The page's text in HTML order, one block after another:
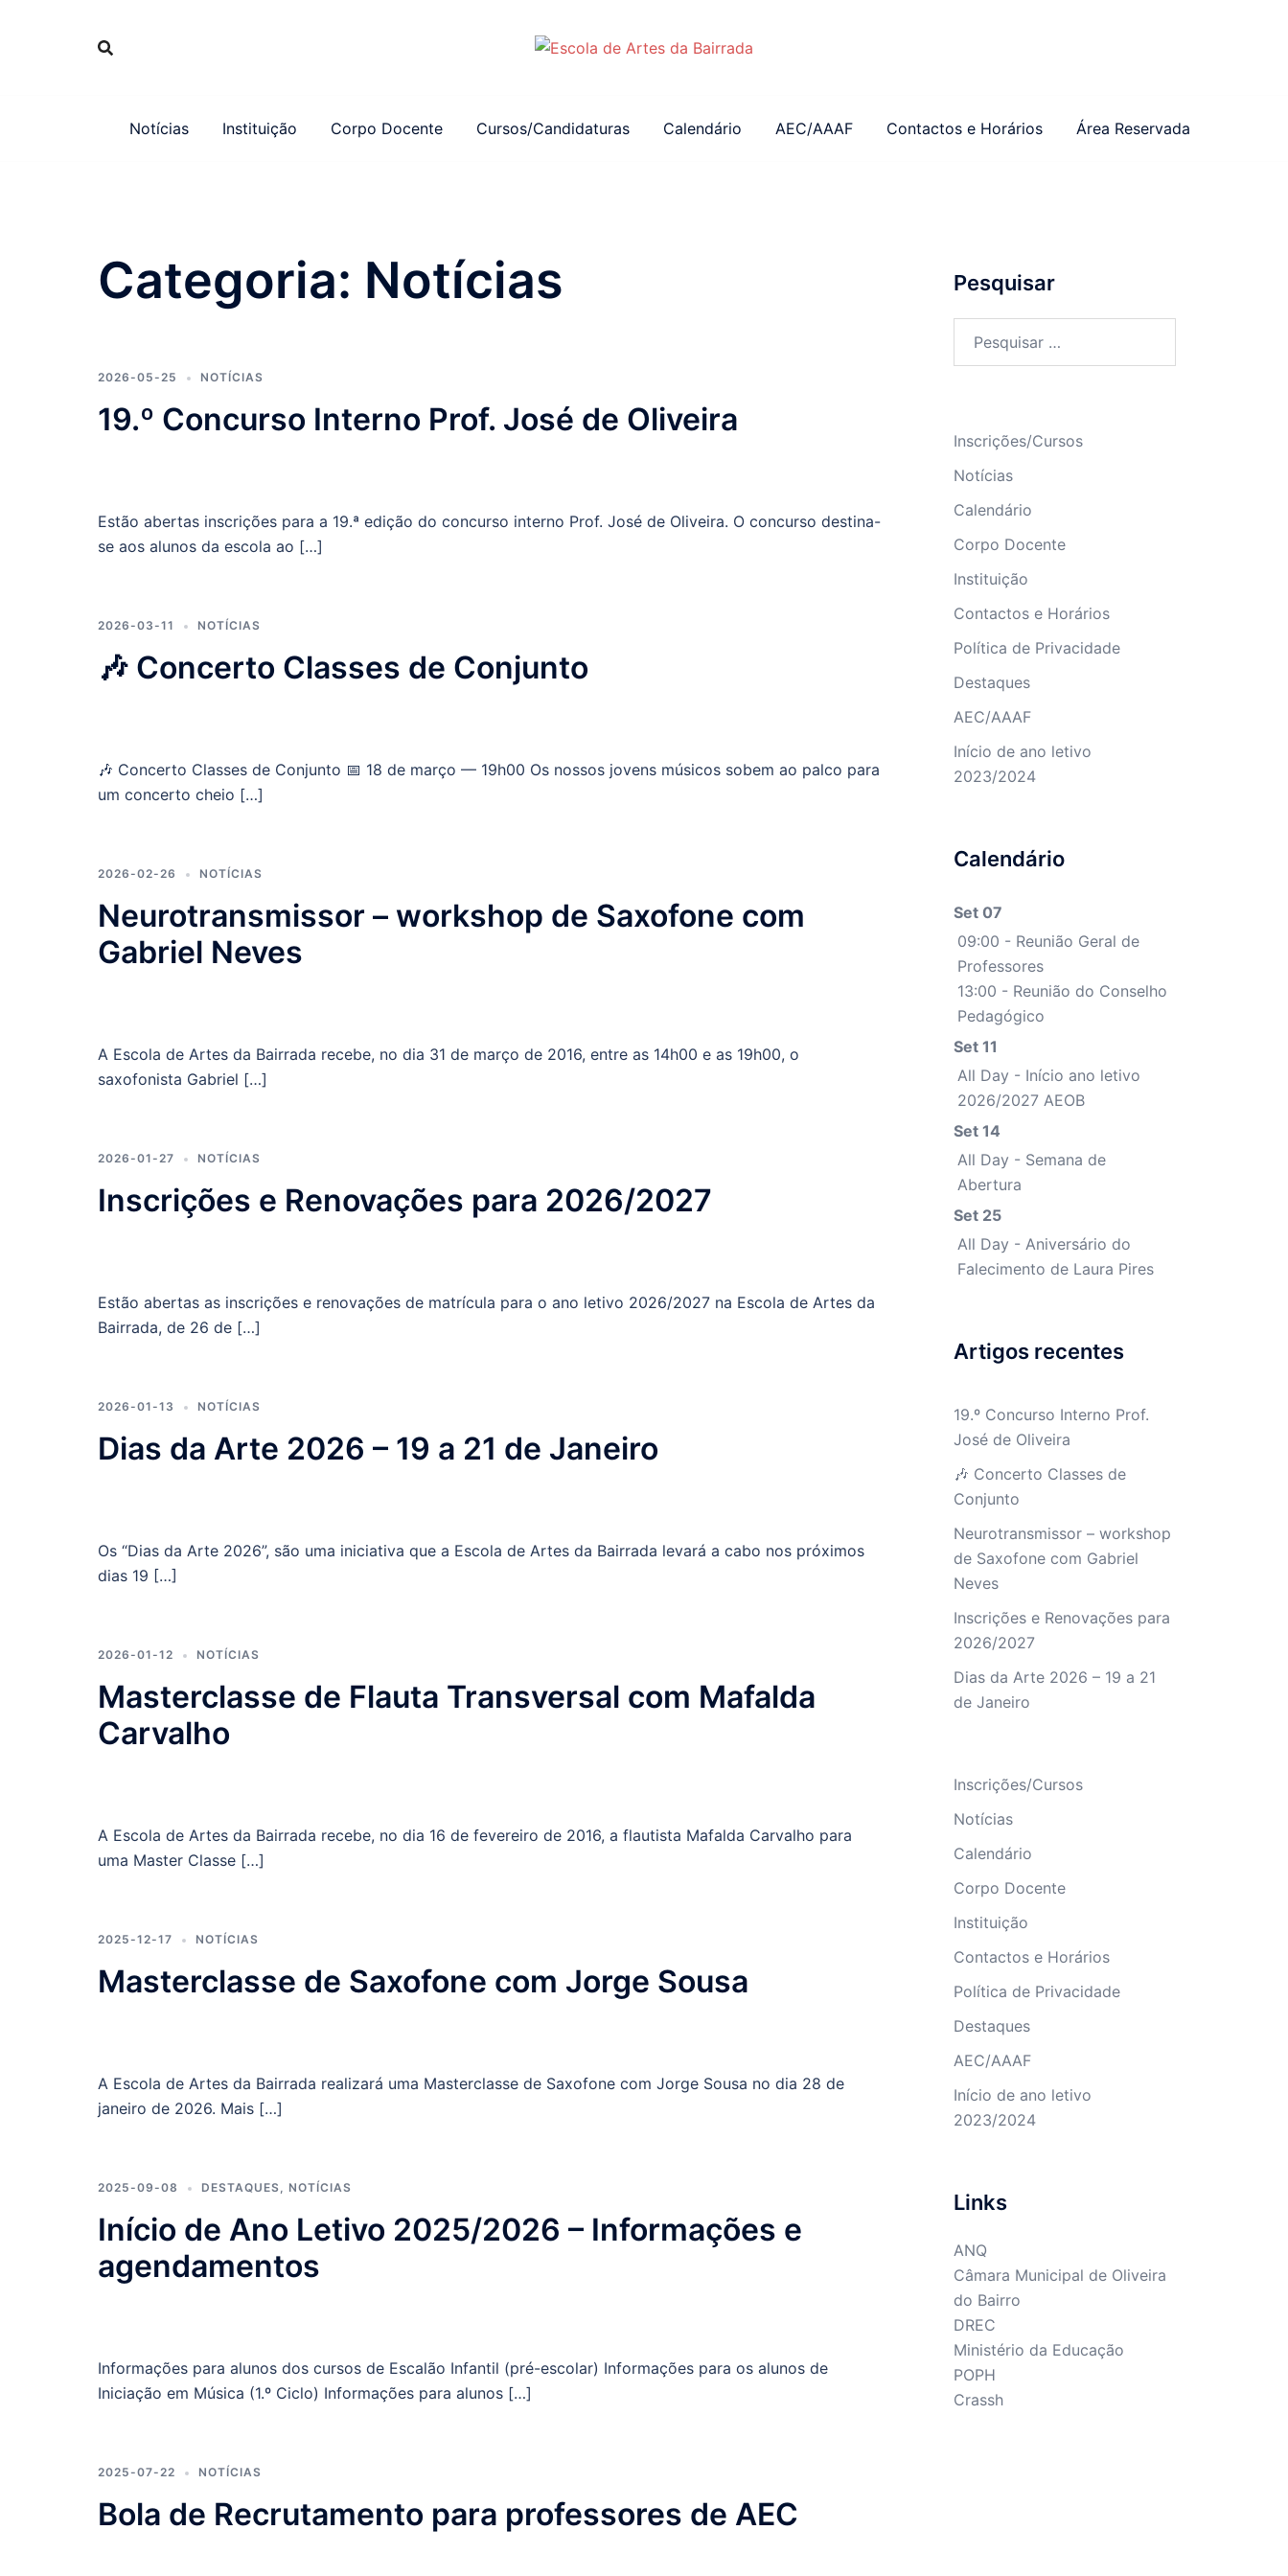
Notícias Instituição Corpo Docente Cursos/Candidaturas Calendário AEC/AAAF Contactos e Horários Área Reservada
Categoria: Notícias
2026-05-25 NOTÍCIAS
19.º Concurso Interno Prof. José de Oliveira
Estão abertas inscrições para a 19.ª edição do concurso interno Prof. José de Oliveira. O concurso destina-
se aos alunos da escola ao […]
2026-03-11 NOTÍCIAS
🎶 Concerto Classes de Conjunto
🎶 Concerto Classes de Conjunto 📅 18 de março — 19h00 Os nossos jovens músicos sobem ao palco para
um concerto cheio […]
2026-02-26 NOTÍCIAS
Neurotransmissor – workshop de Saxofone com
Gabriel Neves
A Escola de Artes da Bairrada recebe, no dia 31 de março de 2016, entre as 14h00 e as 19h00, o
saxofonista Gabriel […]
2026-01-27 NOTÍCIAS
Inscrições e Renovações para 2026/2027
Estão abertas as inscrições e renovações de matrícula para o ano letivo 2026/2027 na Escola de Artes da
Bairrada, de 26 de […]
2026-01-13 NOTÍCIAS
Dias da Arte 2026 – 19 a 21 de Janeiro
Os “Dias da Arte 2026”, são uma iniciativa que a Escola de Artes da Bairrada levará a cabo nos próximos
dias 19 […]
2026-01-12 NOTÍCIAS
Masterclasse de Flauta Transversal com Mafalda
Carvalho
A Escola de Artes da Bairrada recebe, no dia 16 de fevereiro de 2016, a flautista Mafalda Carvalho para
uma Master Classe […]
2025-12-17 NOTÍCIAS
Masterclasse de Saxofone com Jorge Sousa
A Escola de Artes da Bairrada realizará uma Masterclasse de Saxofone com Jorge Sousa no dia 28 de
janeiro de 2026. Mais […]
2025-09-08 DESTAQUES, NOTÍCIAS
Início de Ano Letivo 2025/2026 – Informações e
agendamentos
Informações para alunos dos cursos de Escalão Infantil (pré-escolar) Informações para os alunos de
Iniciação em Música (1.º Ciclo) Informações para alunos […]
2025-07-22 NOTÍCIAS
Bola de Recrutamento para professores de AEC
Pesquisar
Inscrições/Cursos
Notícias
Calendário
Corpo Docente
Instituição
Contactos e Horários
Política de Privacidade
Destaques
AEC/AAAF
Início de ano letivo
2023/2024
Calendário
Set 07
09:00 - Reunião Geral de
Professores
13:00 - Reunião do Conselho
Pedagógico
Set 11
All Day - Início ano letivo
2026/2027 AEOB
Set 14
All Day - Semana de
Abertura
Set 25
All Day - Aniversário do
Falecimento de Laura Pires
Artigos recentes
19.º Concurso Interno Prof.
José de Oliveira
🎶 Concerto Classes de
Conjunto
Neurotransmissor – workshop
de Saxofone com Gabriel
Neves
Inscrições e Renovações para
2026/2027
Dias da Arte 2026 – 19 a 21
de Janeiro
Inscrições/Cursos
Notícias
Calendário
Corpo Docente
Instituição
Contactos e Horários
Política de Privacidade
Destaques
AEC/AAAF
Início de ano letivo
2023/2024
Links
ANQ
Câmara Municipal de Oliveira
do Bairro
DREC
Ministério da Educação
POPH
Crassh